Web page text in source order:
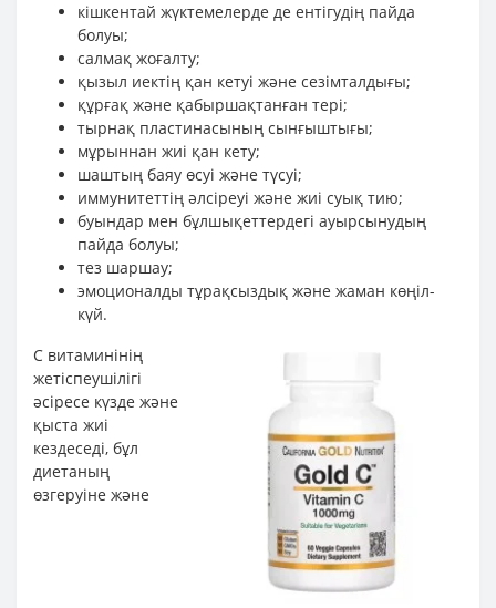
кішкентай жүктемелерде де ентігудің пайда
болуы;
салмақ жоғалту;
қызыл иектің қан кетуі және сезімталдығы;
құрғақ және қабыршақтанған тері;
тырнақ пластинасының сынғыштығы;
мұрыннан жиі қан кету;
шаштың баяу өсуі және түсуі;
иммунитеттің әлсіреуі және жиі суық тию;
буындар мен бұлшықеттердегі ауырсынудың
пайда болуы;
тез шаршау;
эмоционалды тұрақсыздық және жаман көңіл-
күй.
С витаминінің
жетіспеушілігі
әсіресе күзде және
қыста жиі
кездеседі, бұл
диетаның
өзгеруіне және